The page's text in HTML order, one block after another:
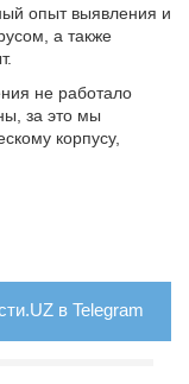
опыт выявления и
а также
не работало
за это мы
корпусу,
в Telegram